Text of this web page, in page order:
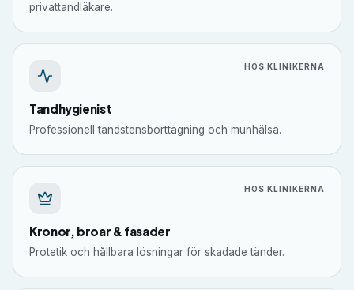
privattandläkare.
HOS KLINIKERNA
Tandhygienist
Professionell tandstensborttagning och munhälsa.
HOS KLINIKERNA
Kronor, broar & fasader
Protetik och hållbara lösningar för skadade tänder.